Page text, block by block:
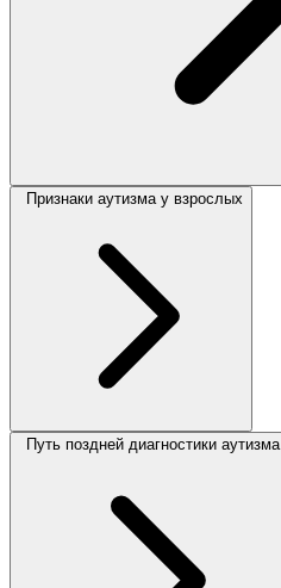
Признаки аутизма у взрослых
Путь поздней диагностики аутизма